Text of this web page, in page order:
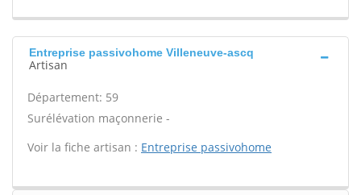
Entreprise passivohome Villeneuve-ascq
Artisan
Département: 59
Surélévation maçonnerie -
Voir la fiche artisan : Entreprise passivohome